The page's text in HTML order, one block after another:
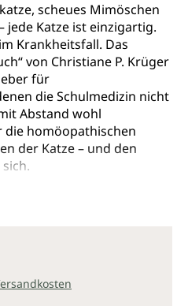
scheues Mimöschen
jede Katze ist einzigartig.
Krankheitsfall. Das
von Christiane P. Krüger
für
die Schulmedizin nicht
Abstand wohl
die homöopathischen
der Katze – und den
zu schweren
wie Leukose und
der Augen und Ohren,
Erkrankungen des